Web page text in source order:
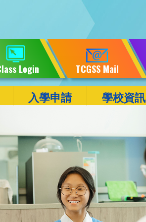
入學申請 學校資訊
Login TCGSS Mail